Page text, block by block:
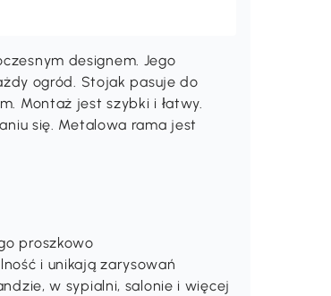
designem. Jego
ogród. Stojak pasuje do
Montaż jest szybki i łatwy.
się. Metalowa rama jest
proszkowo
i unikają zarysowań
w sypialni, salonie i więcej